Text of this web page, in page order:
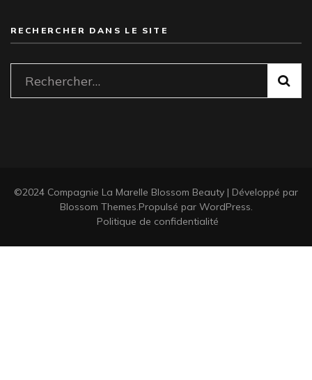
RECHERCHER DANS LE SITE
Rechercher :
©2024 Compagnie La Marelle Blossom Beauty | Développé par
Blossom Themes.Propulsé par WordPress.
Politique de confidentialité